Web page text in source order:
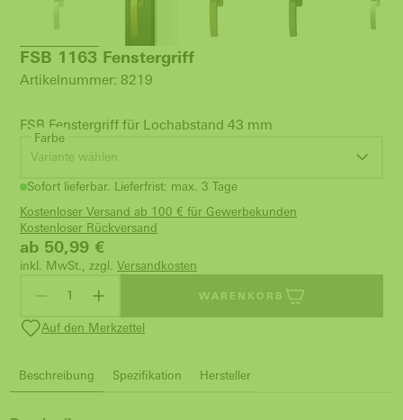
FSB 1163 Fenstergriff
Artikelnummer: 8219
FSB Fenstergriff für Lochabstand 43 mm
Farbe
Variante wählen
Sofort lieferbar. Lieferfrist: max. 3 Tage
Kostenloser Versand ab 100 € für Gewerbekunden
Kostenloser Rückversand
ab 50,99 €
inkl. MwSt., zzgl. Versandkosten
WARENKORB
Auf den Merkzettel
Beschreibung Spezifikation Hersteller